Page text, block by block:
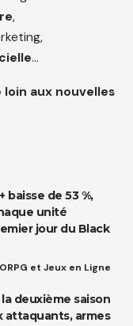
,
…
aux nouvelles
baisse de 53 %,
unité
jour du Black
et Jeux en Ligne
deuxième saison
attaquants, armes